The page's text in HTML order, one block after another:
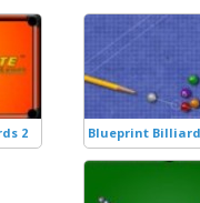
2 Blueprint